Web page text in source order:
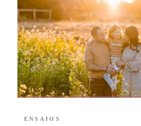
ENSAIOS